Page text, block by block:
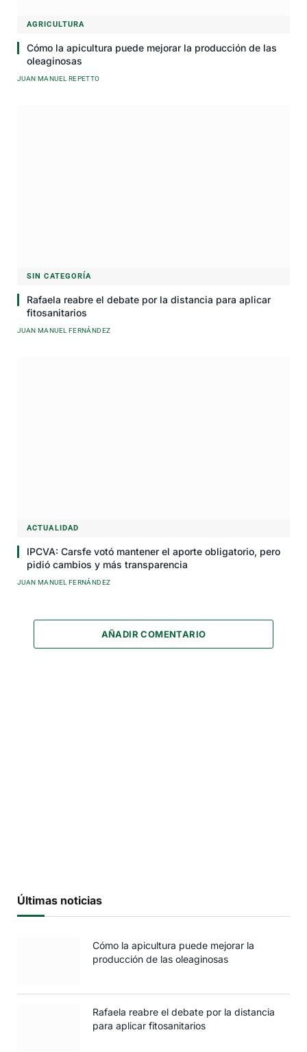
AGRICULTURA
Cómo la apicultura puede mejorar la producción de las
oleaginosas
JUAN MANUEL REPETTO
SIN CATEGORÍA
Rafaela reabre el debate por la distancia para aplicar
fitosanitarios
JUAN MANUEL FERNÁNDEZ
ACTUALIDAD
IPCVA: Carsfe votó mantener el aporte obligatorio, pero
pidió cambios y más transparencia
JUAN MANUEL FERNÁNDEZ
AÑADIR COMENTARIO
Últimas noticias
Cómo la apicultura puede mejorar la
producción de las oleaginosas
Rafaela reabre el debate por la distancia
para aplicar fitosanitarios